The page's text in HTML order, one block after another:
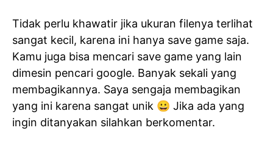
Tidak perlu khawatir jika ukuran filenya terlihat
sangat kecil, karena ini hanya save game saja.
Kamu juga bisa mencari save game yang lain
dimesin pencari google. Banyak sekali yang
membagikannya. Saya sengaja membagikan
yang ini karena sangat unik 😀 Jika ada yang
ingin ditanyakan silahkan berkomentar.